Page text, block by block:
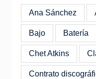
Ana Sánchez
Bajo Batería
Chet Atkins
Contrato